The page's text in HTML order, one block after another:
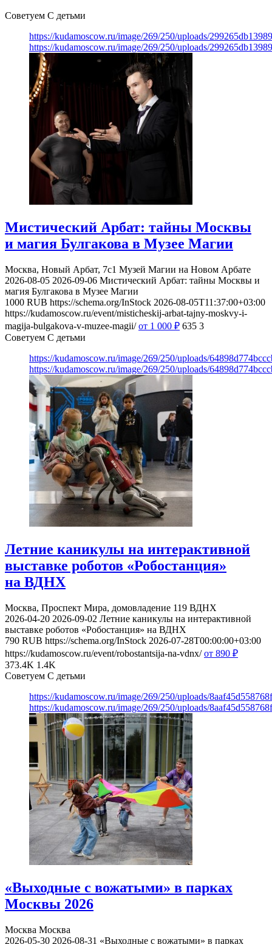
Советуем С детьми
https://kudamoscow.ru/image/269/250/uploads/
https://kudamoscow.ru/image/269/250/uploads/
Мистический Арбат: тайны Москвы
и магия Булгакова в Музее Магии
Москва, Новый Арбат, 7с1 Музей Магии на Новом Арбате
2026-08-05 2026-09-06 Мистический Арбат: тайны Москвы и
магия Булгакова в Музее Магии
1000 RUB https://schema.org/InStock 2026-08-05T11:37:00+03:00
https://kudamoscow.ru/event/misticheskij-arbat-tajny-moskvy-i-
magija-bulgakova-v-muzee-magii/ от 1 000 ₽ 635 3
Советуем С детьми
https://kudamoscow.ru/image/269/250/uploads/
https://kudamoscow.ru/image/269/250/uploads/
Летние каникулы на интерактивной
выставке роботов «Робостанция»
на ВДНХ
Москва, Проспект Мира, домовладение 119 ВДНХ
2026-04-20 2026-09-02 Летние каникулы на интерактивной
выставке роботов «Робостанция» на ВДНХ
790 RUB https://schema.org/InStock 2026-07-28T00:00:00+03:00
https://kudamoscow.ru/event/robostantsija-na-vdnx/ от 890 ₽
373.4K 1.4K
Советуем С детьми
https://kudamoscow.ru/image/269/250/uploads/
https://kudamoscow.ru/image/269/250/uploads/
«Выходные с вожатыми» в парках
Москвы 2026
Москва Москва
2026-05-30 2026-08-31 «Выходные с вожатыми» в парках